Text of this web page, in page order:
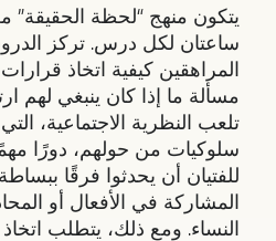
يتكون منهج “لحظة
ساعتان لكل درس. تركز
المراهقين كيفية اتخاذ
مسألة ما إذا كان ينبغي لهم
تلعب النظرية الاجتماعية،
سلوكيات من حولهم، دورًا
للفتيان أن يحدثوا فرقًا
المشاركة في الأفعال أو
النساء. ومع ذلك، يتطلب